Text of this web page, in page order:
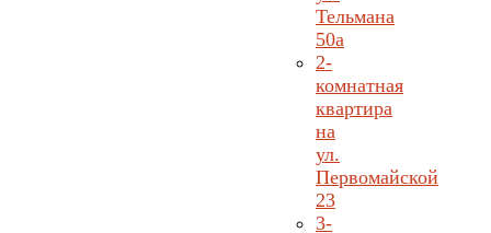
Тельмана
50а
2-
комнатная
квартира
на
ул.
Первомайской
23
3-